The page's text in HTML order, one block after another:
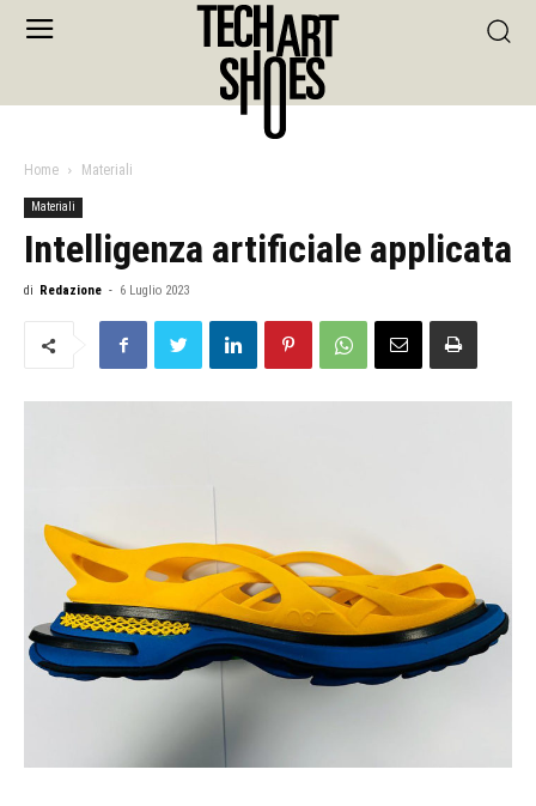
Home Materiali
Materiali
Intelligenza artificiale applicata
di Redazione - 6 Luglio 2023